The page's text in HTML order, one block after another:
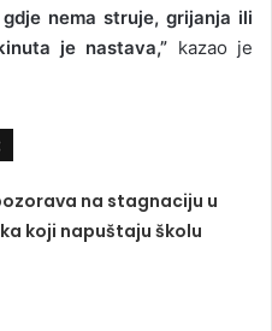
nema struje, grijanja ili
je nastava,” kazao je
na stagnaciju u
koji napuštaju školu